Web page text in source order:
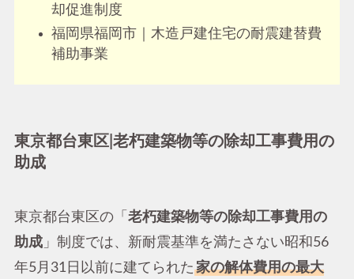
却促進制度
福岡県福岡市｜木造戸建住宅の耐震建替費
補助事業
東京都台東区|老朽建築物等の除却工事費用の
助成
東京都台東区の「 老朽建築物等の除却工事費用の
助成」制度では、新耐震基準を満たさない昭和56
年5月31日以前に建てられた 家の解体費用の最大